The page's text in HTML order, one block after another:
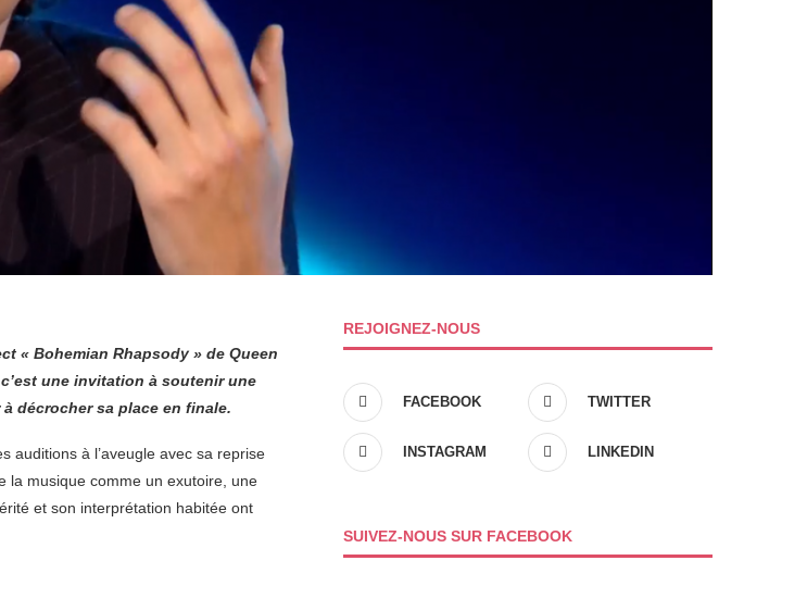
« Bohemian Rhapsody » de Queen
une invitation à soutenir une
décrocher sa place en finale.
auditions à l’aveugle avec sa reprise
la musique comme un exutoire, une
et son interprétation habitée ont
REJOIGNEZ-NOUS
FACEBOOK TWITTER
INSTAGRAM LINKEDIN
SUIVEZ-NOUS SUR FACEBOOK